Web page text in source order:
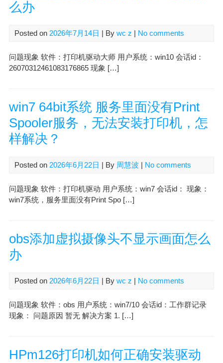
么办
Posted on 2026年7月14日 | By wc z No comments
问题现象 软件：打印机驱动大师 用户系统：win10 会话id：
26070312461083176865 现象 […]
win7 64bit系统 服务里面没有Print
Spooler服务，无法安装打印机，怎
样解决？
Posted on 2026年6月22日 | By 周慧波 No comments
问题现象 软件：打印机驱动 用户系统：win7 会话id： 现象：
win7系统，服务里面没有Print Spo […]
obs添加虚拟摄像头不显示画面怎么
办
Posted on 2026年6月22日 | By wc z No comments
问题现象 软件：obs 用户系统：win7/10 会话id：工作群记录
现象： 问题原因 暂无 解决方案 1. […]
HPm126打印机如何正确安装驱动